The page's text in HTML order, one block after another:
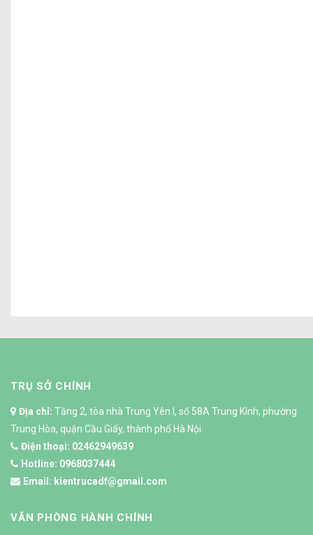
TRỤ SỞ CHÍNH
Địa chỉ: Tầng 2, tòa nhà Trung Yên I, số 58A Trung Kính, phường
Trung Hòa, quận Cầu Giấy, thành phố Hà Nội.
Điện thoại: 02462949639
Hotline: 0968037444
Email: kientrucadf@gmail.com
VĂN PHÒNG HÀNH CHÍNH